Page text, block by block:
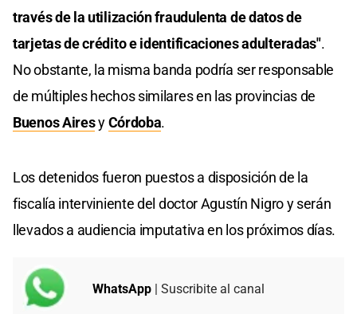
través de la utilización fraudulenta de datos de
tarjetas de crédito e identificaciones adulteradas".
No obstante, la misma banda podría ser responsable
de múltiples hechos similares en las provincias de
Buenos AiresyCórdoba.
Los detenidos fueron puestos a disposición de la
fiscalía interviniente del doctor Agustín Nigro y serán
llevados a audiencia imputativa en los próximos días.
WhatsApp | Suscribite al canal